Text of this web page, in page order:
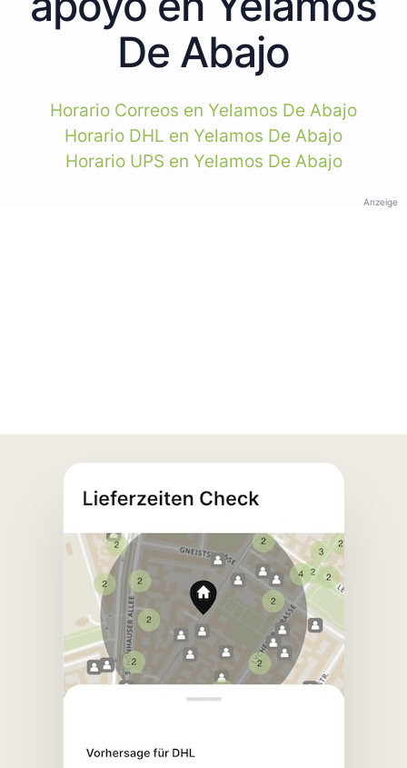
De Abajo
Horario Correos en Yelamos De Abajo
Horario DHL en Yelamos De Abajo
Horario UPS en Yelamos De Abajo
Anzeige